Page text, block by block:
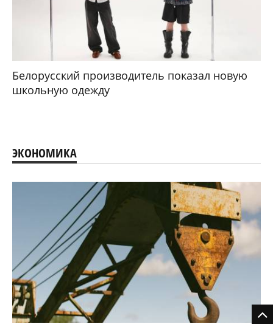
Белорусский производитель показал новую
школьную одежду
ЭКОНОМИКА